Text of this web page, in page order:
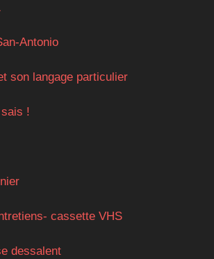
Antonio
son langage particulier
sais !
cassette VHS
dessalent